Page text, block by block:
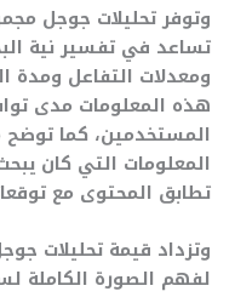
وتوفر تحليلات جوجل
تساعد في تفسير نية
ومعدلات التفاعل
هذه المعلومات مدى
المستخدمين، كما توضح
المعلومات التي كان
تطابق المحتوى مع
وتزداد قيمة تحليلات
لفهم الصورة الكاملة